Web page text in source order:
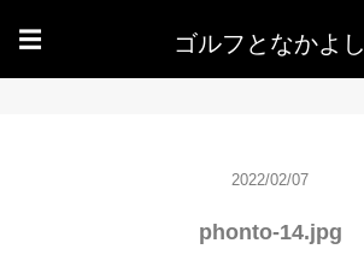
☰ ゴルフとなかよし
2022/02/07
phonto-14.jpg